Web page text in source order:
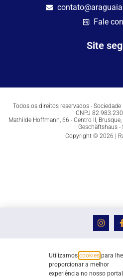
Fale
Site
Todos os direitos reservados -
CNPJ
Mathilde Hoffmann, 66 - Centro II,
Geschäftshaus -
Copyright © 2026 |
Utilizamos cookies para lhe
proporcionar a melhor
experiência no nosso